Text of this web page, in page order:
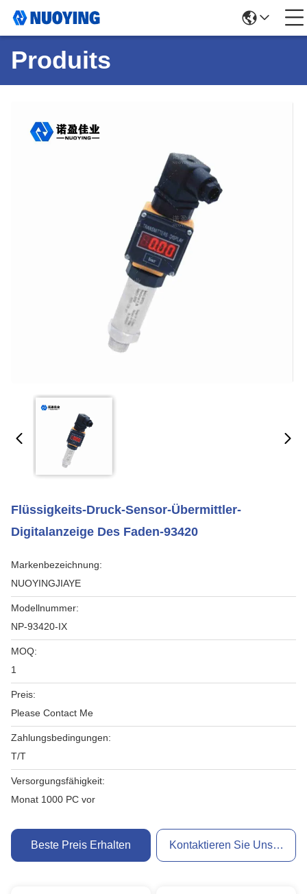
Produits
Flüssigkeits-Druck-Sensor-Übermittler-
Digitalanzeige Des Faden-93420
Markenbezeichnung:
NUOYINGJIAYE
Modellnummer:
NP-93420-IX
MOQ:
1
Preis:
Please Contact Me
Zahlungsbedingungen:
T/T
Versorgungsfähigkeit:
Monat 1000 PC vor
Beste Preis Erhalten Kontaktieren Sie Uns Jetzt